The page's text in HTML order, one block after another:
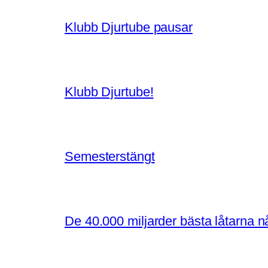
Klubb Djurtube pausar
Klubb Djurtube!
Semesterstängt
De 40.000 miljarder bästa låtarna